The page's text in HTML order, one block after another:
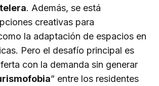
. Además, se está
creativas para
la adaptación de espacios en
Pero el desafío principal es
con la demanda sin generar
” entre los residentes